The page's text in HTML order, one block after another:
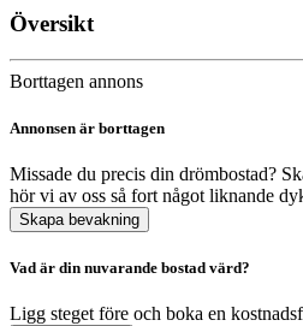
Översikt
Borttagen annons
Annonsen är borttagen
Missade du precis din drömbostad?
hör vi av oss så fort något liknande
Skapa bevakning
Vad är din nuvarande bostad värd?
Ligg steget före och boka en